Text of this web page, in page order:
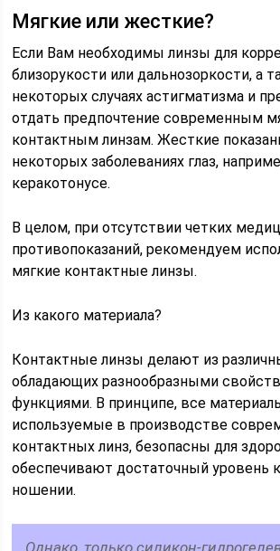
Мягкие или жесткие?
Если Вам необходимы линзы для
близорукости или дальнозоркости, а
некоторых случаях астигматизма и
отдать предпочтение современным
контактным линзам. Жесткие
некоторых заболеваниях глаз,
керакотонусе.
В целом, при отсутствии четких
противопоказаний, рекомендуем
мягкие контактные линзы.
Из какого материала?
Контактные линзы делают из
обладающих разнообразными
функциями. В принципе, все
используемые в производстве
контактных линз, безопасны для
обеспечивают достаточный уровень
ношении.
Однако, только силикон-